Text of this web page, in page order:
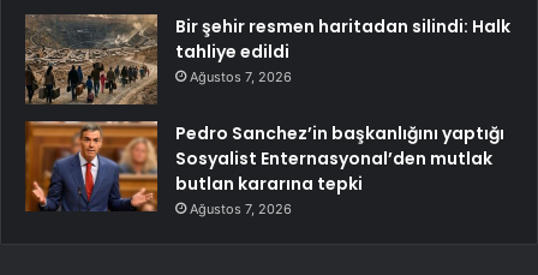
Bir şehir resmen haritadan silindi: Halk
tahliye edildi
Ağustos 7, 2026
Pedro Sanchez’in başkanlığını yaptığı
Sosyalist Enternasyonal’den mutlak
butlan kararına tepki
Ağustos 7, 2026